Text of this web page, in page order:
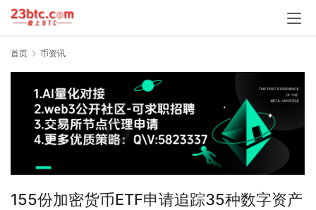
首页 币资讯
155份加密货币ETF申请追踪35种数字资产